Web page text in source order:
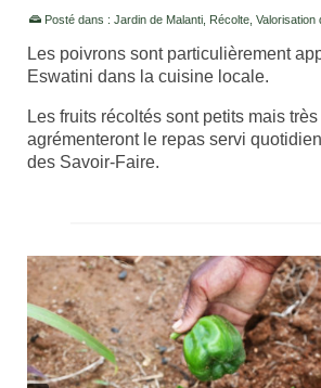
Posté dans : Jardin de Malanti Récolte Valorisation
Les poivrons sont particulièrement
Eswatini dans la cuisine locale.
Les fruits récoltés sont petits mais
agrémenteront le repas servi
des Savoir-Faire.